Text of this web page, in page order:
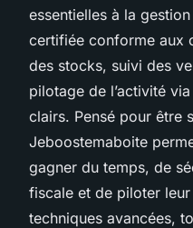
essentielles à la
certifiée conforme aux
des stocks, suivi des
pilotage de l’activité
clairs. Pensé pour être
Jeboostemaboite
gagner du temps, de
fiscale et de piloter
techniques avancées,